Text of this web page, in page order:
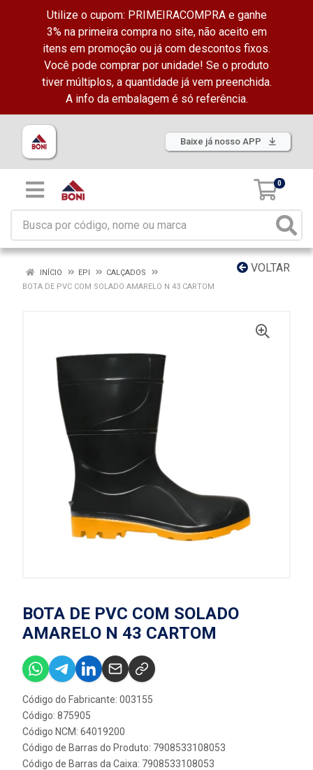
Utilize o cupom: PRIMEIRACOMPRA e ganhe
3% na primeira compra no site, não aceito em
itens em promoção ou já com descontos fixos.
Você pode comprar por unidade! Se o produto
tiver múltiplos, a quantidade já vem preenchida.
A info da embalagem é só referência.
Baixe já nosso APP
0
VOLTAR
INÍCIO EPI
CALÇADOS
BOTA DE PVC COM SOLADO AMARELO N 43 CARTOM
BOTA DE PVC COM SOLADO
AMARELO N 43 CARTOM
Código do Fabricante: 003155
Código: 875905
Código NCM: 64019200
Código de Barras do Produto: 7908533108053
Código de Barras da Caixa: 7908533108053